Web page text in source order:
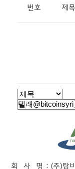
번호 제목
회 사 명 : (주)탑